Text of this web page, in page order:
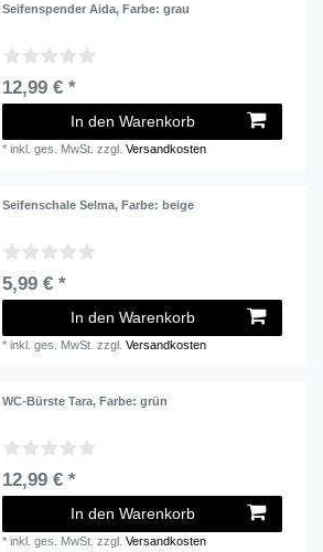
Seifenspender Aida, Farbe: grau
12,99 € *
In den Warenkorb
*inkl. ges. MwSt. zzgl.Versandkosten
Seifenschale Selma, Farbe: beige
5,99 € *
In den Warenkorb
*inkl. ges. MwSt. zzgl.Versandkosten
WC-Bürste Tara, Farbe: grün
12,99 € *
In den Warenkorb
*inkl. ges. MwSt. zzgl.Versandkosten